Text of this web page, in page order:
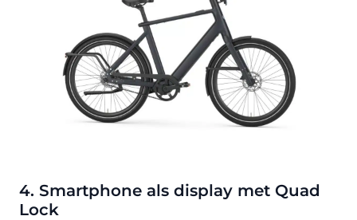
4. Smartphone als display met Quad
Lock